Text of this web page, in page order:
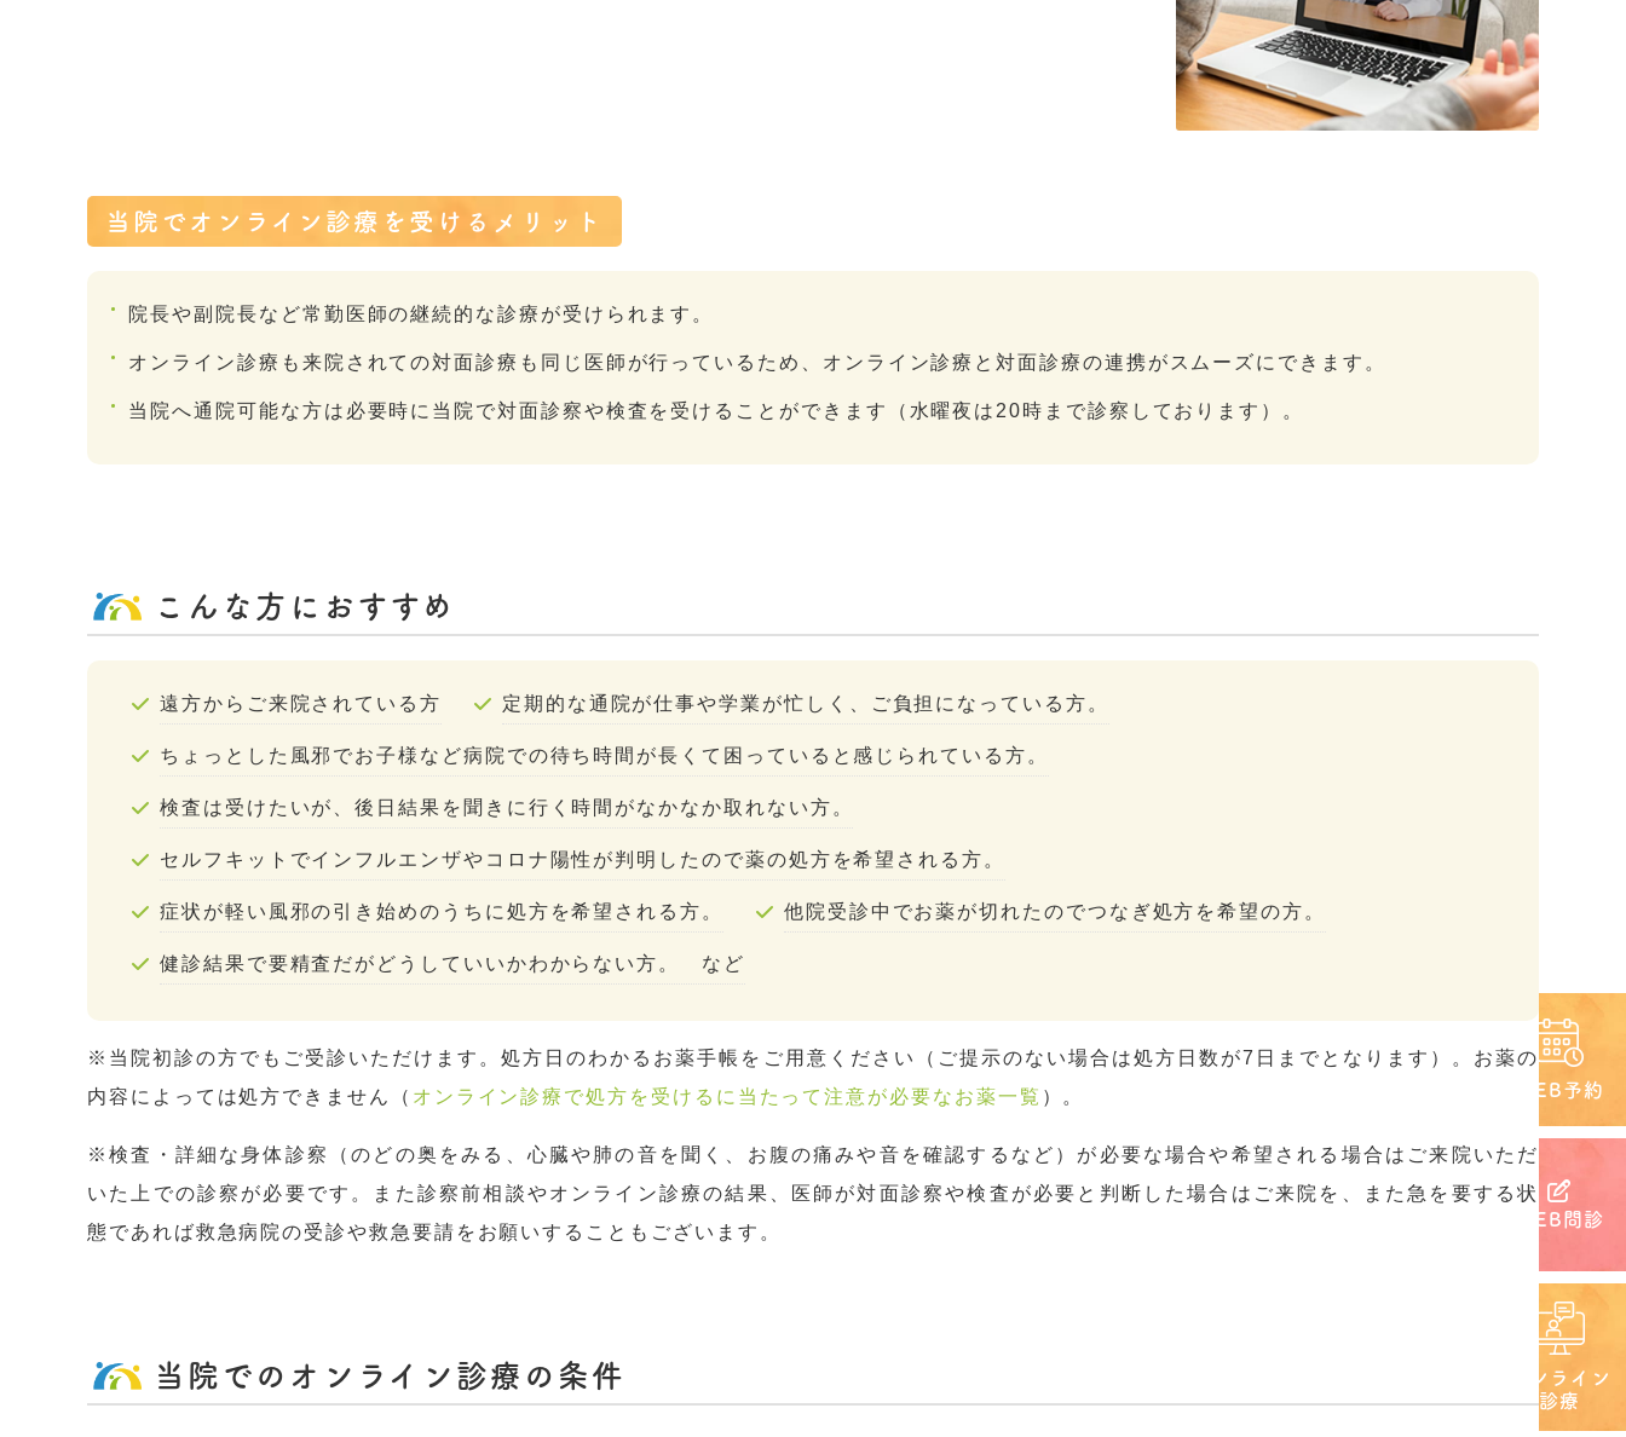
WEB予約
WEB問診
オンライン
診療
当院でオンライン診療を受けるメリット
院長や副院長など常勤医師の継続的な診療が受けられます。
オンライン診療も来院されての対面診療も同じ医師が行っているため、オンライン診療と対面診療の連携がスムーズにできます。
当院へ通院可能な方は必要時に当院で対面診察や検査を受けることができます（水曜夜は20時まで診察しております）。
こんな方におすすめ
遠方からご来院されている方 定期的な通院が仕事や学業が忙しく、ご負担になっている方。
ちょっとした風邪でお子様など病院での待ち時間が長くて困っていると感じられている方。
検査は受けたいが、後日結果を聞きに行く時間がなかなか取れない方。
セルフキットでインフルエンザやコロナ陽性が判明したので薬の処方を希望される方。
症状が軽い風邪の引き始めのうちに処方を希望される方。 他院受診中でお薬が切れたのでつなぎ処方を希望の方。
健診結果で要精査だがどうしていいかわからない方。 など
※当院初診の方でもご受診いただけます。処方日のわかるお薬手帳をご用意ください（ご提示のない場合は処方日数が7日までとなります）。お薬の
内容によっては処方できません（ オンライン診療で処方を受けるに当たって注意が必要なお薬一覧 ）。
※検査・詳細な身体診察（のどの奥をみる、心臓や肺の音を聞く、お腹の痛みや音を確認するなど）が必要な場合や希望される場合はご来院いただ
いた上での診察が必要です。また診察前相談やオンライン診療の結果、医師が対面診察や検査が必要と判断した場合はご来院を、また急を要する状
態であれば救急病院の受診や救急要請をお願いすることもございます。
当院でのオンライン診療の条件